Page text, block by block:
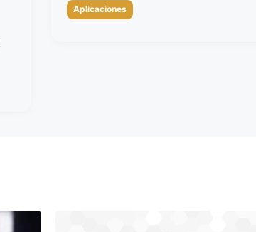
Categorías
Aplicaciones